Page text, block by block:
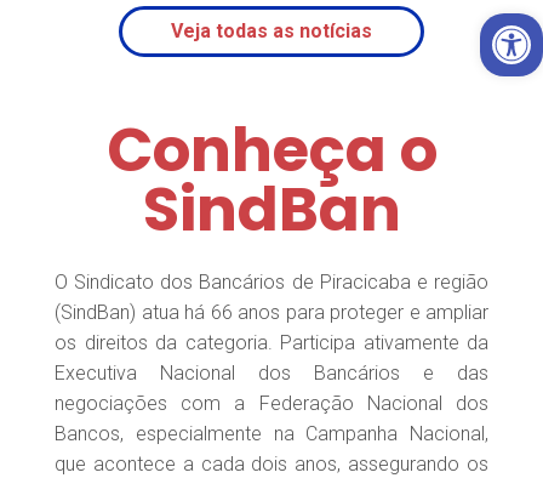
Veja todas as notícias
Conheça o
SindBan
O Sindicato dos Bancários de Piracicaba e região
(SindBan) atua há 66 anos para proteger e ampliar
os direitos da categoria. Participa ativamente da
Executiva Nacional dos Bancários e das
negociações com a Federação Nacional dos
Bancos, especialmente na Campanha Nacional,
que acontece a cada dois anos, assegurando os